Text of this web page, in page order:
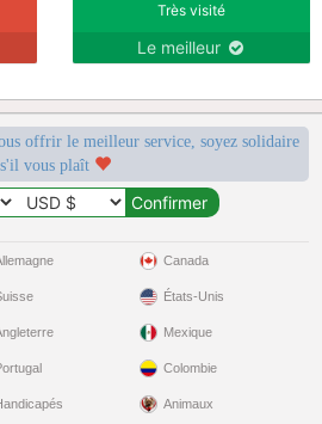
Très visité
Le meilleur
offrir le meilleur service, soyez solidaire
s'il vous plaît
Canada
États-Unis
Mexique
Colombie
Animaux